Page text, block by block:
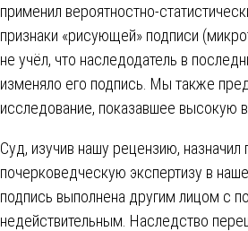
применил вероятностно-
признаки «рисующей» подписи
не учёл, что наследодатель в
изменяло его подпись. Мы также
исследование, показавшее высокую
Суд, изучив нашу рецензию,
почерковедческую экспертизу в
подпись выполнена другим лицом с
недействительным. Наследство